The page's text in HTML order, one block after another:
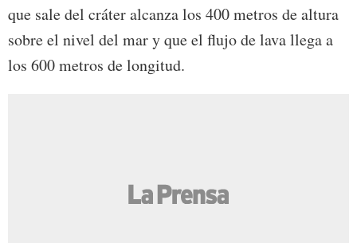
que sale del cráter alcanza los 400 metros de altura
sobre el nivel del mar y que el flujo de lava llega a
los 600 metros de longitud.